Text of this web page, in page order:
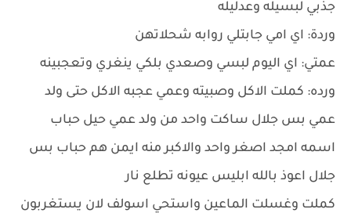
جذبي لبسيله وعدليله
وردة: اي امي جابتلي روابه شحلاتهن
عمتي: اي اليوم لبسي وصعدي بلكي ينغري وتعجبينه
ورده: كملت الاكل وصبيته وعمي عجبه الاكل حتى ولد
عمي بس جلال ساكت واحد من ولد عمي حيل حباب
اسمه امجد اصغر واحد والاكبر منه ايمن هم حباب بس
جلال اعوذ بالله ابليس عيونه تطلع نار
كملت وغسلت الماعين واستحي اسولف لان يستغربون